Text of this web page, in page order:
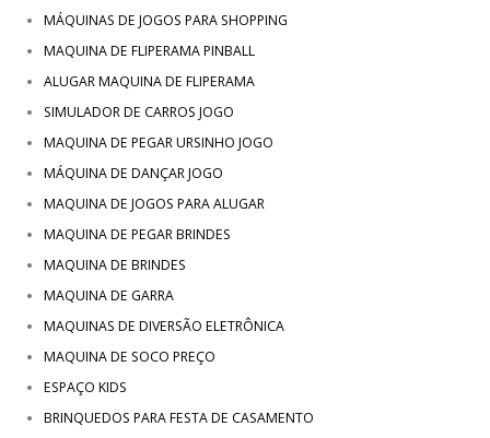
MÁQUINAS DE JOGOS PARA SHOPPING
MAQUINA DE FLIPERAMA PINBALL
ALUGAR MAQUINA DE FLIPERAMA
SIMULADOR DE CARROS JOGO
MAQUINA DE PEGAR URSINHO JOGO
MÁQUINA DE DANÇAR JOGO
MAQUINA DE JOGOS PARA ALUGAR
MAQUINA DE PEGAR BRINDES
MAQUINA DE BRINDES
MAQUINA DE GARRA
MAQUINAS DE DIVERSÃO ELETRÔNICA
MAQUINA DE SOCO PREÇO
ESPAÇO KIDS
BRINQUEDOS PARA FESTA DE CASAMENTO